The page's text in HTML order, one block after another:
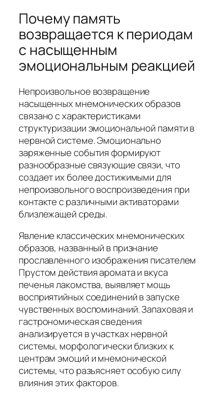
Почему память
возвращается к периодам
с насыщенным
эмоциональным реакцией
Непроизвольное возвращение
насыщенных мнемонических образов
связано с характеристиками
структуризации эмоциональной памяти в
нервной системе. Эмоционально
заряженные события формируют
разнообразные связующие связи, что
создает их более достижимыми для
непроизвольного воспроизведения при
контакте с различными активаторами
близлежащей среды.
Явление классических мнемонических
образов, названный в признание
прославленного изображения писателем
Прустом действия аромата и вкуса
печенья лакомства, выявляет мощь
восприятийных соединений в запуске
чувственных воспоминаний. Запаховая и
гастрономическая сведения
анализируется в участках нервной
системы, морфологически близких к
центрам эмоций и мнемонической
системы, что разъясняет особую силу
влияния этих факторов.